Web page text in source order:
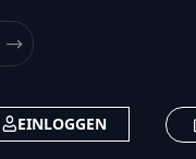
EINLOGGEN